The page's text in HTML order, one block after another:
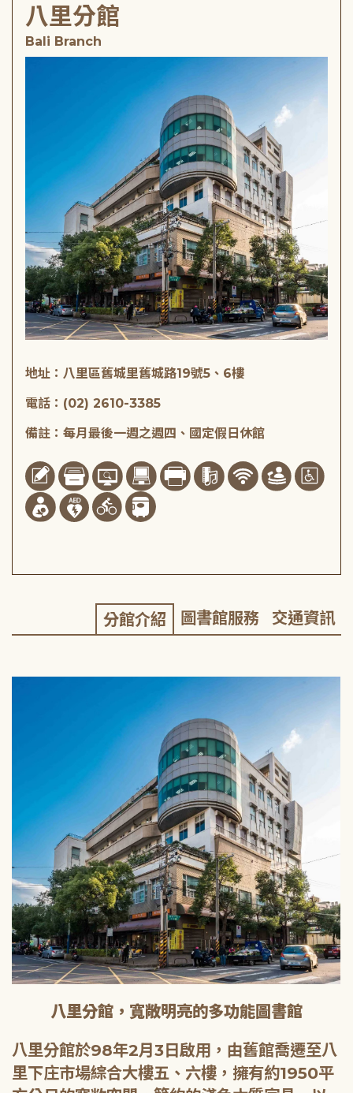
八里分館
Bali Branch
地址：八里區舊城里舊城路19號5、6樓
電話：(02) 2610-3385
備註：每月最後一週之週四、國定假日休館
分館介紹 圖書館服務 交通資訊
八里分館，寬敞明亮的多功能圖書館
八里分館於98年2月3日啟用，由舊館喬遷至八
里下庄市場綜合大樓五、六樓，擁有約1950平